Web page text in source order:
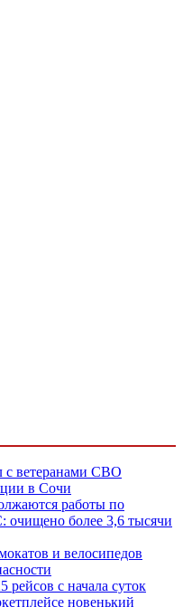
с ветеранами СВО
в Сочи
работы по
очищено более 3,6 тысячи
и велосипедов
с начала суток
новенький